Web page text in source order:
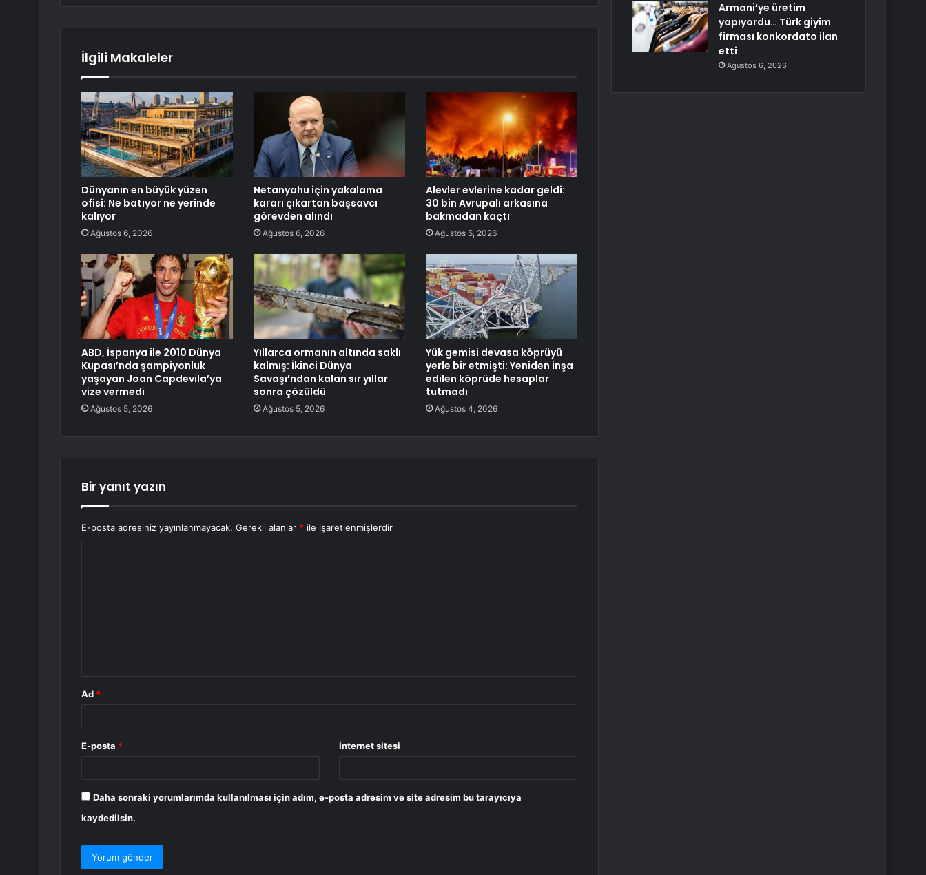
İlgili Makaleler
Dünyanın en büyük yüzen
ofisi: Ne batıyor ne yerinde
kalıyor
Ağustos 6, 2026
Netanyahu için yakalama
kararı çıkartan başsavcı
görevden alındı
Ağustos 6, 2026
Alevler evlerine kadar geldi:
30 bin Avrupalı arkasına
bakmadan kaçtı
Ağustos 5, 2026
ABD, İspanya ile 2010 Dünya
Kupası’nda şampiyonluk
yaşayan Joan Capdevila’ya
vize vermedi
Ağustos 5, 2026
Yıllarca ormanın altında saklı
kalmış: İkinci Dünya
Savaşı’ndan kalan sır yıllar
sonra çözüldü
Ağustos 5, 2026
Yük gemisi devasa köprüyü
yerle bir etmişti: Yeniden inşa
edilen köprüde hesaplar
tutmadı
Ağustos 4, 2026
Bir yanıt yazın
E-posta adresiniz yayınlanmayacak. Gerekli alanlar * ile işaretlenmişlerdir
Ad *
E-posta * İnternet sitesi
Daha sonraki yorumlarımda kullanılması için adım, e-posta adresim ve site adresim bu tarayıcıya
kaydedilsin.
Armani’ye üretim
yapıyordu… Türk giyim
firması konkordato ilan
etti
Ağustos 6, 2026